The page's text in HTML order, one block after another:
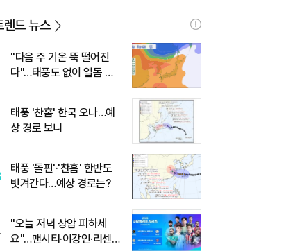
렌드 뉴스
"다음 주 기온 뚝 떨어진
다"…태풍도 없이 열돔 박
태풍 '찬홈' 한국 오나…예
상 경로 보니
태풍 '돌핀'·'찬홈' 한반도
빗겨간다…예상 경로는?
"오늘 저녁 상암 피하세
요"…맨시티·이강인·리센느